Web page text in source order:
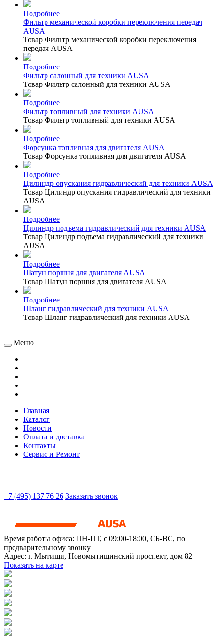
Подробнее
Фильтр механической коробки переключения передач
AUSA
Товар Фильтр механической коробки переключения
передач AUSA
Подробнее
Фильтр салонный для техники AUSA
Товар Фильтр салонный для техники AUSA
Подробнее
Фильтр топливный для техники AUSA
Товар Фильтр топливный для техники AUSA
Подробнее
Форсунка топливная для двигателя AUSA
Товар Форсунка топливная для двигателя AUSA
Подробнее
Цилиндр опускания гидравлический для техники AUSA
Товар Цилиндр опускания гидравлический для техники
AUSA
Подробнее
Цилиндр подъема гидравлический для техники AUSA
Товар Цилиндр подъема гидравлический для техники
AUSA
Подробнее
Шатун поршня для двигателя AUSA
Товар Шатун поршня для двигателя AUSA
Подробнее
Шланг гидравлический для техники AUSA
Товар Шланг гидравлический для техники AUSA
Меню
Главная
Каталог
Новости
Оплата и доставка
Контакты
Сервис и Ремонт
+7 (495) 137 76 26 Заказать звонок
Время работы офиса: ПН-ПТ, с 09:00-18:00, СБ-ВС, по
предварительному звонку
Адрес: г. Мытищи, Новомытищинский проспект, дом 82
Показать на карте